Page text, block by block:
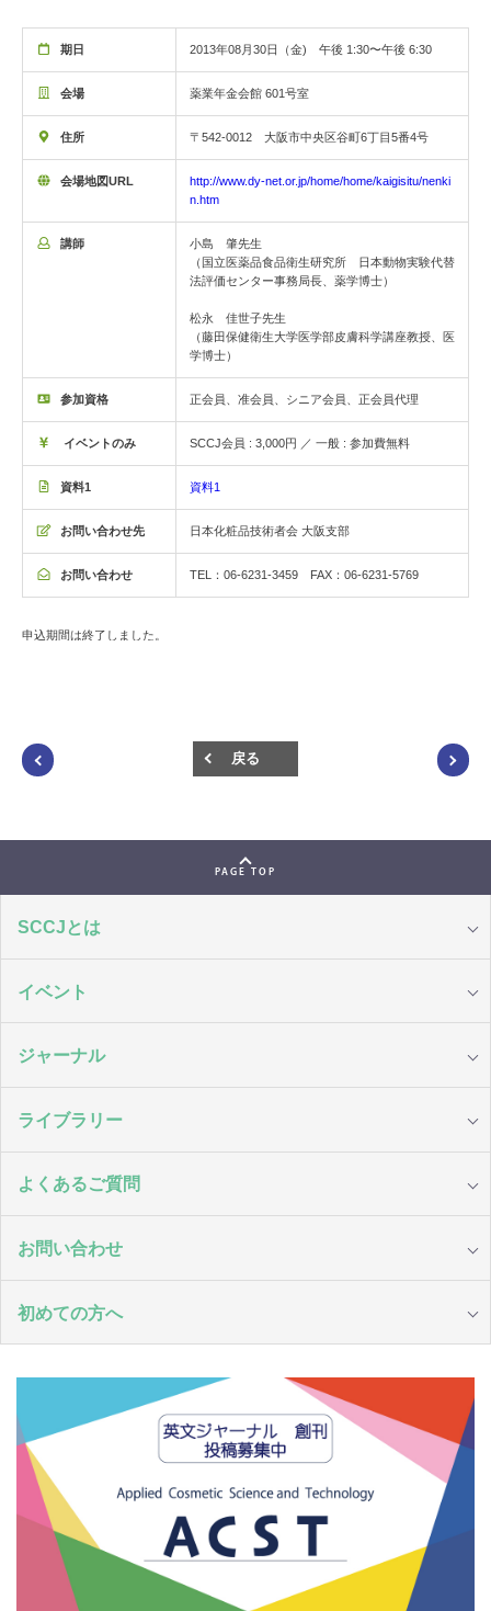
期日 2013年08月30日（金) 午後 1:30〜午後 6:30
会場 薬業年金会館 601号室
住所 〒542-0012 大阪市中央区谷町6丁目5番4号
会場地図URL
http://www.dy-net.or.jp/home/home/kaigisitu/nenki
n.htm
講師
小島 肇先生
（国立医薬品食品衛生研究所 日本動物実験代替
法評価センター事務局長、薬学博士）
松永 佳世子先生
（藤田保健衛生大学医学部皮膚科学講座教授、医
学博士）
参加資格 正会員、准会員、シニア会員、正会員代理
イベントのみ SCCJ会員 : 3,000円 ／ 一般 : 参加費無料
資料1 資料1
お問い合わせ先 日本化粧品技術者会 大阪支部
お問い合わせ TEL：06-6231-3459 FAX：06-6231-5769
申込期間は終了しました。
戻る
PAGE TOP
SCCJとは
イベント
ジャーナル
ライブラリー
よくあるご質問
お問い合わせ
初めての方へ